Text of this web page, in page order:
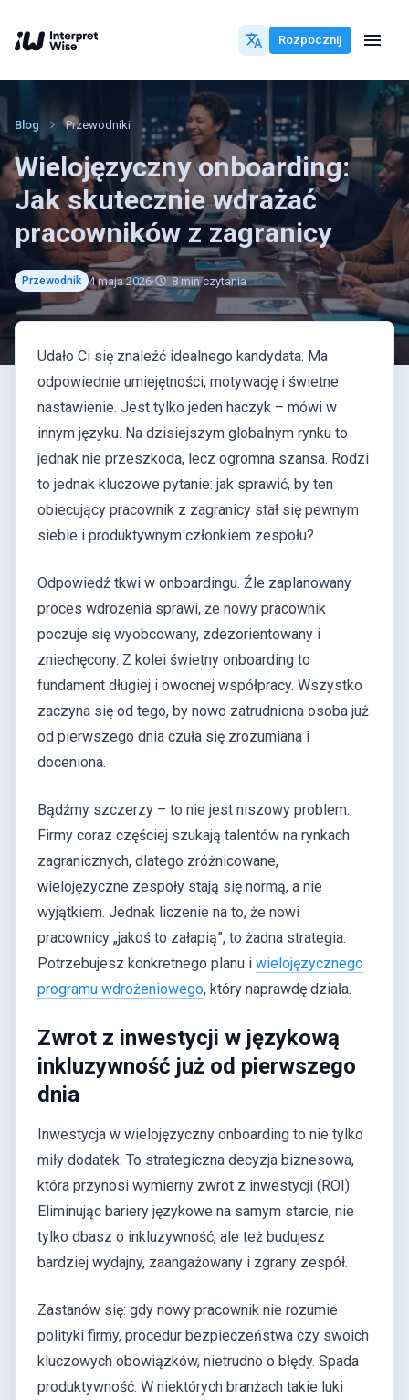
Rozpocznij
Blog Przewodniki
Wielojęzyczny onboarding:
Jak skutecznie wdrażać
pracowników z zagranicy
Przewodnik 4 maja 2026 8 min czytania
Udało Ci się znaleźć idealnego kandydata. Ma
odpowiednie umiejętności, motywację i świetne
nastawienie. Jest tylko jeden haczyk – mówi w
innym języku. Na dzisiejszym globalnym rynku to
jednak nie przeszkoda, lecz ogromna szansa. Rodzi
to jednak kluczowe pytanie: jak sprawić, by ten
obiecujący pracownik z zagranicy stał się pewnym
siebie i produktywnym członkiem zespołu?
Odpowiedź tkwi w onboardingu. Źle zaplanowany
proces wdrożenia sprawi, że nowy pracownik
poczuje się wyobcowany, zdezorientowany i
zniechęcony. Z kolei świetny onboarding to
fundament długiej i owocnej współpracy. Wszystko
zaczyna się od tego, by nowo zatrudniona osoba już
od pierwszego dnia czuła się zrozumiana i
doceniona.
Bądźmy szczerzy – to nie jest niszowy problem.
Firmy coraz częściej szukają talentów na rynkach
zagranicznych, dlatego zróżnicowane,
wielojęzyczne zespoły stają się normą, a nie
wyjątkiem. Jednak liczenie na to, że nowi
pracownicy „jakoś to załapią”, to żadna strategia.
Potrzebujesz konkretnego planu i wielojęzycznego
programu wdrożeniowego, który naprawdę działa.
Zwrot z inwestycji w językową
inkluzywność już od pierwszego
dnia
Inwestycja w wielojęzyczny onboarding to nie tylko
miły dodatek. To strategiczna decyzja biznesowa,
która przynosi wymierny zwrot z inwestycji (ROI).
Eliminując bariery językowe na samym starcie, nie
tylko dbasz o inkluzywność, ale też budujesz
bardziej wydajny, zaangażowany i zgrany zespół.
Zastanów się: gdy nowy pracownik nie rozumie
polityki firmy, procedur bezpieczeństwa czy swoich
kluczowych obowiązków, nietrudno o błędy. Spada
produktywność. W niektórych branżach takie luki